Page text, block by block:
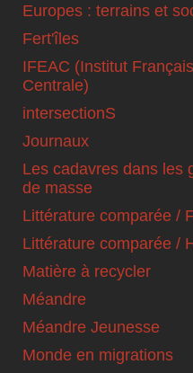
Europes : terrains et
Fert'îles
IFEAC (Institut
Centrale)
intersectionS
Journaux
Les cadavres dans les
de masse
Littérature comparée /
Littérature comparée /
Matière à recycler
Méandre
Méandre Jeunesse
Monde en migrations